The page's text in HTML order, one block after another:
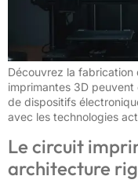
Découvrez la fabrication
imprimantes 3D
de dispositifs
avec les technologies
Le circuit
architecture